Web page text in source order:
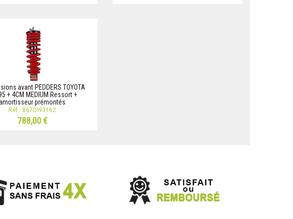
avant PEDDERS TOYOTA
+ 4CM MEDIUM Ressort +
prémontés
Réf.: 867OI93162
788,00 €